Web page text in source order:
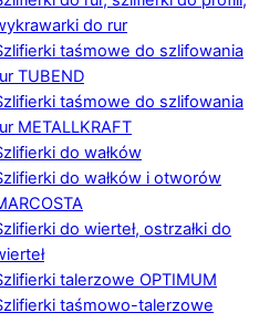
do rur
taśmowe do szlifowania
TUBEND
taśmowe do szlifowania
METALLKRAFT
do wałków
do wałków i otworów
do wierteł, ostrzałki do
talerzowe OPTIMUM
taśmowo-talerzowe